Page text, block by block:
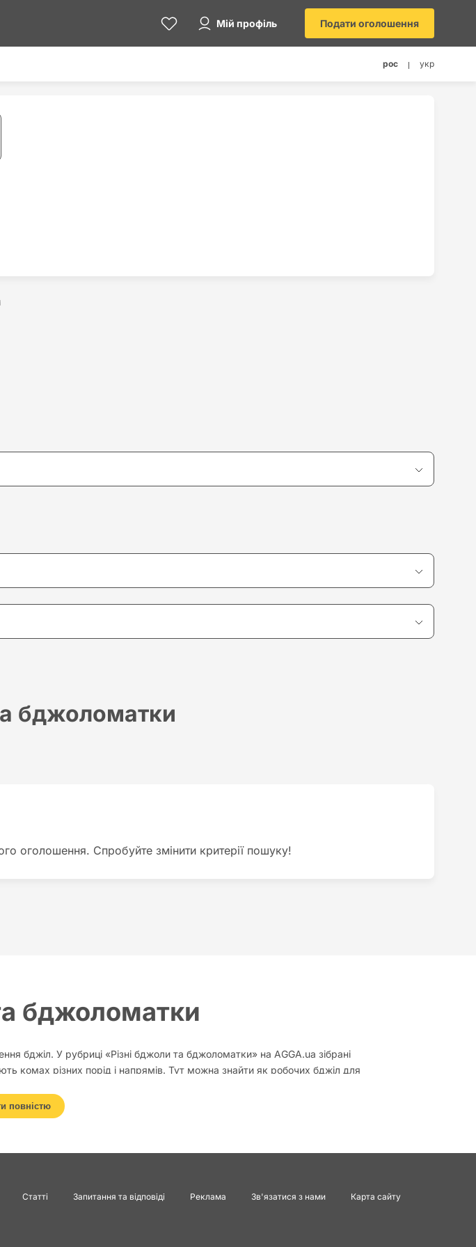
Мій профіль Подати оголошення
рос укр
бджоломатки
оголошення. Спробуйте змінити критерії пошуку!
бджоломатки
бджіл. У рубриці «Різні бджоли та бджоломатки» на AGGA.ua зібрані
комах різних порід і напрямів. Тут можна знайти як робочих бджіл для
її стійкість до хвороб та продуктивність за медом і іншими продуктами.
використовують різні лінії, щоб зміцнити імунітет сімей і підвищити
повністю
Статті Запитання та відповіді Реклама Зв'язатися з нами Карта сайту